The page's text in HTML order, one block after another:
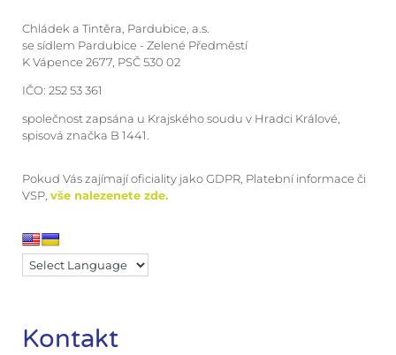
Chládek a Tintěra, Pardubice, a.s.
se sídlem Pardubice - Zelené Předměstí
K Vápence 2677, PSČ 530 02
IČO: 252 53 361
společnost zapsána u Krajského soudu v Hradci Králové,
spisová značka B 1441.
Pokud Vás zajímají oficiality jako GDPR, Platební informace či
VSP, vše nalezenete zde.
Kontakt